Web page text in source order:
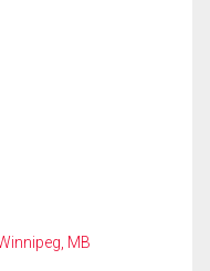
MB